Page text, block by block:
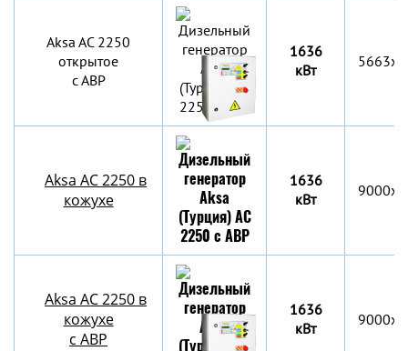
Aksa AC 2250
открытое
с АВР
1636
кВт
Aksa AC 2250 в
кожухе
1636
кВт
Aksa AC 2250 в
кожухе
с АВР
1636
кВт